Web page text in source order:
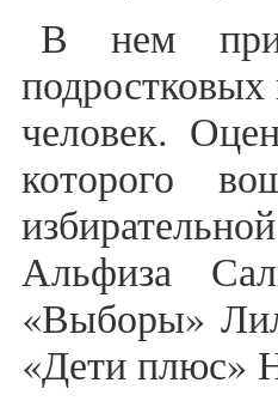
В нем
человек.
которого
Альфиза
«Выборы»
«Дети плюс»